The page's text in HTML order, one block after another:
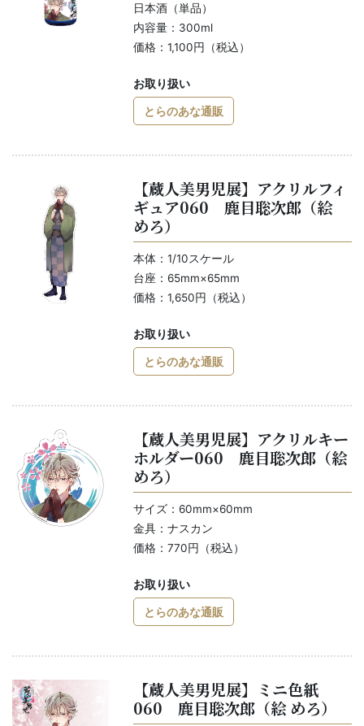
日本酒（単品）
内容量：300ml
価格：1,100円（税込）
お取り扱い
とらのあな通販
【蔵人美男児展】アクリルフィ
ギュア060 鹿目聡次郎（絵
めろ）
本体：1/10スケール
台座：65mm×65mm
価格：1,650円（税込）
お取り扱い
とらのあな通販
【蔵人美男児展】アクリルキー
ホルダー060 鹿目聡次郎（絵
めろ）
サイズ：60mm×60mm
金具：ナスカン
価格：770円（税込）
お取り扱い
とらのあな通販
【蔵人美男児展】ミニ色紙
060 鹿目聡次郎（絵 めろ）